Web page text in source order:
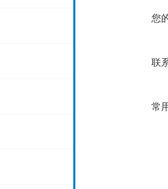
您
联
常